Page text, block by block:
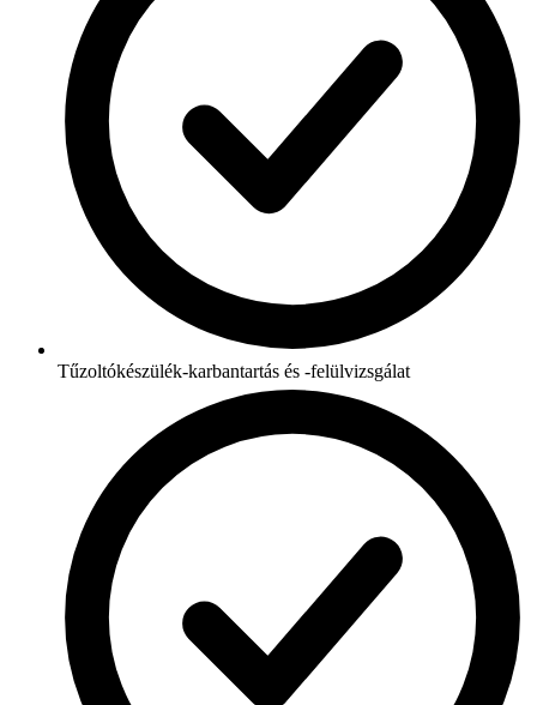
Tűzoltókészülék-karbantartás és -felülvizsgálat